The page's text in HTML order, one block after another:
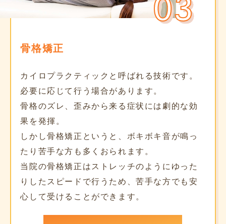
骨格矯正
カイロプラクティックと呼ばれる技術です。
必要に応じて行う場合があります。
骨格のズレ、歪みから来る症状には劇的な効
果を発揮。
しかし骨格矯正というと、ボキボキ音が鳴っ
たり苦手な方も多くおられます。
当院の骨格矯正はストレッチのようにゆった
りしたスピードで行うため、苦手な方でも安
心して受けることができます。